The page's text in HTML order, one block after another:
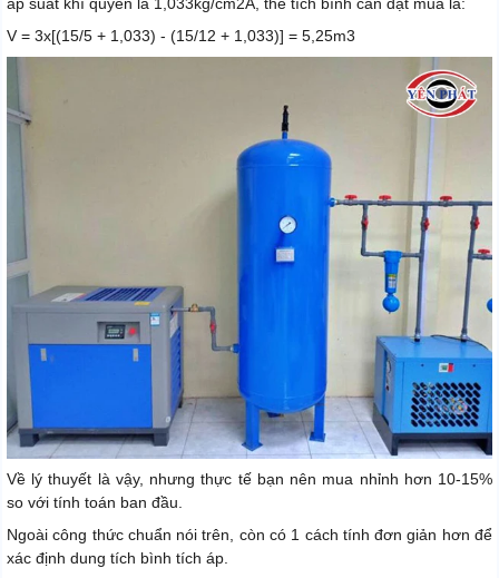
V = 3x[(15/5 + 1,033) - (15/12 + 1,033)] = 5,25m3
Về lý thuyết là vậy, nhưng thực tế bạn nên mua nhỉnh hơn 10-15%
so với tính toán ban đầu.
Ngoài công thức chuẩn nói trên, còn có 1 cách tính đơn giản hơn để
xác định dung tích bình tích áp.